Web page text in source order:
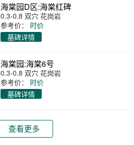
海棠园D区:海棠红碑
0.3-0.8 双穴 花岗岩
参考价：
时价
墓碑详情
海棠园:海棠6号
0.3-0.8 双穴 花岗岩
参考价：
时价
墓碑详情
查看更多